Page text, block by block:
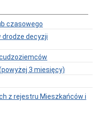
czasowego
drodze decyzji
3 miesięcy)
z rejestru Mieszkańców i